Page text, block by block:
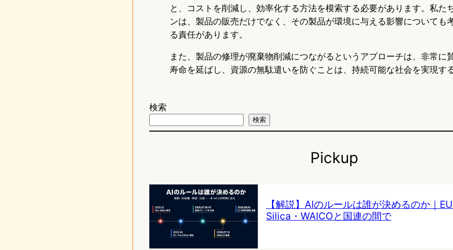
と、コストを削減し、効率化する方法を模索する必要があります。私た
ンは、製品の販売だけでなく、その製品が環境に与える影響についても
る責任があります。
また、製品の修理が廃棄物削減につながるというアプローチは、非常に
寿命を延ばし、資源の無駄遣いを防ぐことは、持続可能な社会を実現す
検索
検索
Pickup
【解説】AIのルールは誰が決めるのか｜
Silica・WAICOと国連の間で